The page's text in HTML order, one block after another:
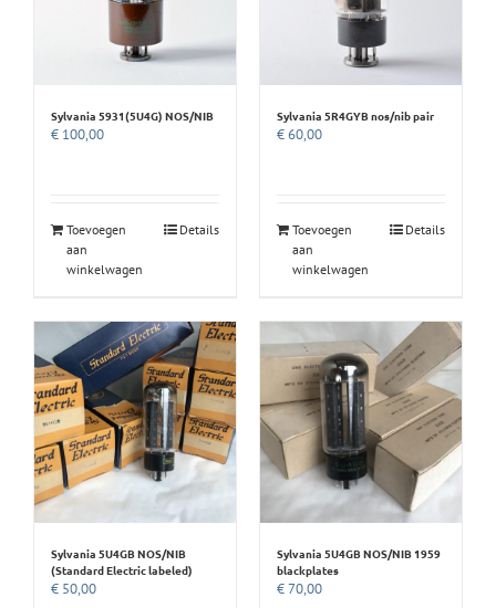
Sylvania 5931(5U4G) NOS/NIB
€ 100,00
Toevoegen
aan
winkelwagen
Details
Sylvania 5R4GYB nos/nib pair
€60,00
Toevoegen
aan
winkelwagen
Details
Sylvania 5U4GB NOS/NIB
(Standard Electric labeled)
€ 50,00
Sylvania 5U4GB NOS/NIB 1959
blackplates
€70,00